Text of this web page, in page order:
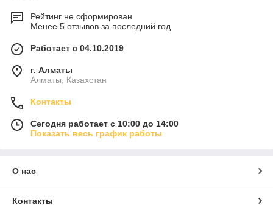
Рейтинг не сформирован
Менее 5 отзывов за последний год
Работает с 04.10.2019
г. Алматы
Алматы, Казахстан
Контакты
Сегодня работает с 10:00 до 14:00
Показать весь график работы
О нас
Контакты